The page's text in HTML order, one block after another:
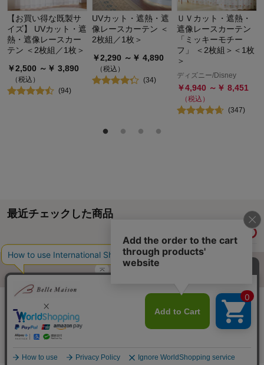
【お買い得な既製サ
イズ】 UVカット・遮
熱・遮像レースカー
テン ＜2枚組／1枚＞
￥2,500 ～￥ 3,890
（税込）
(94)
UVカット・遮熱・遮
像レースカーテン ＜
2枚組／1枚＞
￥2,290 ～￥ 4,890
（税込）
(34)
ＵＶカット・遮熱・
遮像レースカーテン
「ミッキーモチー
フ」 ＜2枚組＞＜1枚
＞
ディズニー/Disney
￥4,940 ～￥ 8,451
（税込）
(347)
最近チェックした商品
ご利用ガイド・お知らせ
サイトマップ ベルメゾンネットTOPへ